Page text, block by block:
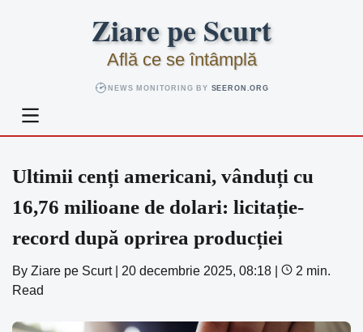
Ziare pe Scurt
Află ce se întâmplă
NEWS MONITORING BY SEERON.ORG
Ultimii cenți americani, vânduți cu
16,76 milioane de dolari: licitație-
record după oprirea producției
By Ziare pe Scurt 20 decembrie 2025, 08:18
2 min.
Read